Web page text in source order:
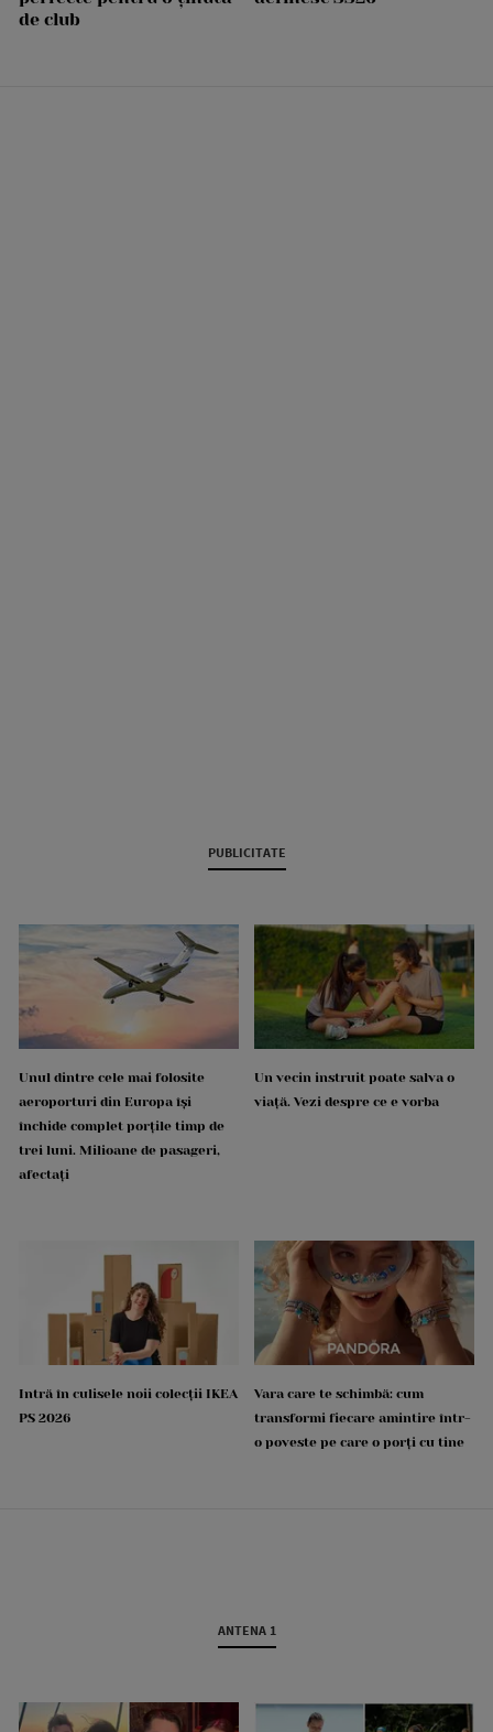
de club
PUBLICITATE
Unul dintre cele mai folosite
aeroporturi din Europa își
închide complet porțile timp de
trei luni. Milioane de pasageri,
afectați
Un vecin instruit poate salva o
viață. Vezi despre ce e vorba
Intră în culisele noii colecții IKEA
PS 2026
Vara care te schimbă: cum
transformi fiecare amintire într-
o poveste pe care o porți cu tine
ANTENA 1